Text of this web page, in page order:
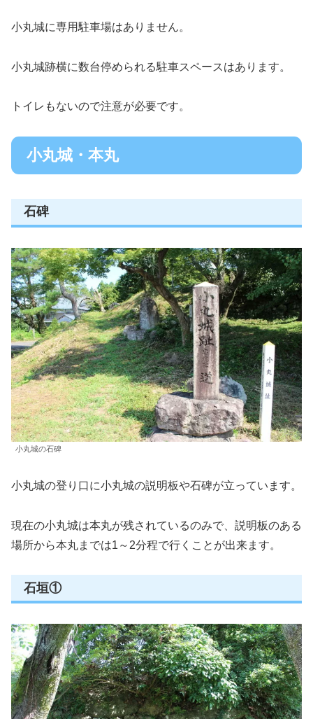
小丸城に専用駐車場はありません。
小丸城跡横に数台停められる駐車スペースはあります。
トイレもないので注意が必要です。
小丸城・本丸
石碑
小丸城の石碑
小丸城の登り口に小丸城の説明板や石碑が立っています。
現在の小丸城は本丸が残されているのみで、説明板のある
場所から本丸までは1～2分程で行くことが出来ます。
石垣①